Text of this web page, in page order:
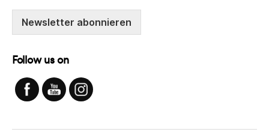
Newsletter abonnieren
Follow us on